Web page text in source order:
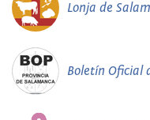
Lonja de
Boletín Oficial